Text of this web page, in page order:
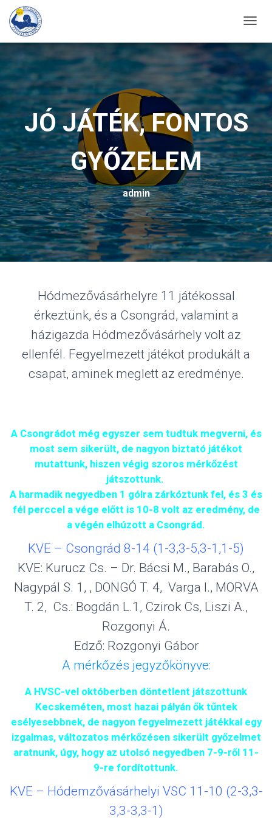
N
A
V
I
G
A
T
I
N
JÓ JÁTÉK, FONTOS
GYŐZELEM
admin
Hódmezővásárhelyre 11 játékossal
érkeztünk, és a Csongrád, valamint a
házigazda Hódmezővásárhely volt az
ellenfél. Fegyelmezett játékot produkált a
csapat, aminek meglett az eredménye.
A Csongrádot még egyszer sem tudtuk megverni, és
most sem sikerült, de nagyon biztató játékot
mutattunk, hiszen végig szoros mérkőzést
játszottunk.
A harmadik negyedben 1 gólra zárkóztunk fel, és 3 és
fél perccel a vége előtt is 10-8 volt az eredmény, de
a végén elhúzott a Csongrád.
KVE – Csongrád 8-14 (1-3,3-5,3-1,1-5)
KVE: Kurucz Cs. – Dr. Bácsi M., Barabás O.,
Nagypál S. 1, , DONGÓ T. 4, Varga I., MORVA
T. 2, Cs.: Bogdán L.1, Czirok Cs, Liszi A.,
Rozgonyi Á.
Edző: Rozgonyi Gábor
A mérkőzés jegyzőkönyve:
A HVSC-vel októberben döntetlent játszottunk
Kecskeméten, most hazai pályán ők tűntek
esélyesebbnek, de nagyon fegyelmezett játékkal egy
izgalmas, változatos mérkőzésen sikerült győzelmet
aratnunk, úgy, hogy az utolsó negyedben 7-9-ről 11-
9-re fordítottunk.
KVE – Hódemzővásárhelyi VSC 11-10 (2-3,3-
3,3-3,3-1)